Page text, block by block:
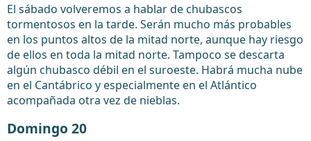
El sábado volveremos a hablar de chubascos
tormentosos en la tarde. Serán mucho más probables
en los puntos altos de la mitad norte, aunque hay riesgo
de ellos en toda la mitad norte. Tampoco se descarta
algún chubasco débil en el suroeste. Habrá mucha nube
en el Cantábrico y especialmente en el Atlántico
acompañada otra vez de nieblas.
Domingo 20